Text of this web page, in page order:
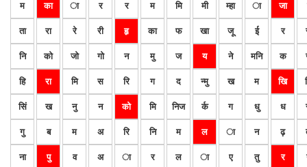
म का ा र र म मि मी म्हा ा जा
ता रा रे री हृ का फ खा जू ई र
नि को जो गो न मु ज य ने मनि क
हि रा मि स रि ग द न्मु ख म खि
सिं ख नु न को मि निज र्क ग धु ध
गु ब म अ रि नि म ल ा न ढ़
ना पु व अ ा र ल ा ए तु र